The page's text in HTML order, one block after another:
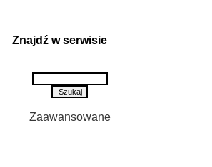
Znajdź w serwisie
Zaawansowane